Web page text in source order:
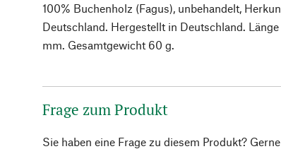
100% Buchenholz (Fagus), unbehandelt,
Deutschland. Hergestellt in Deutschland.
mm. Gesamtgewicht 60 g.
Frage zum Produkt
Sie haben eine Frage zu diesem Produkt?